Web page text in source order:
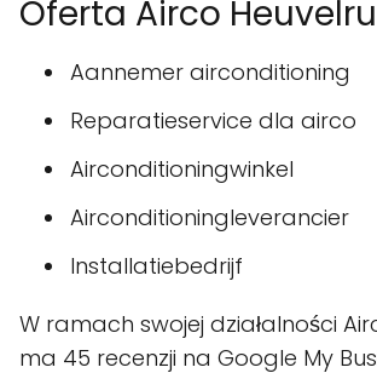
Oferta Airco
Aannemer airconditioning
Reparatieservice dla airco
Airconditioningwinkel
Airconditioningleverancier
Installatiebedrijf
W ramach swojej działalności
ma 45 recenzji na Google My